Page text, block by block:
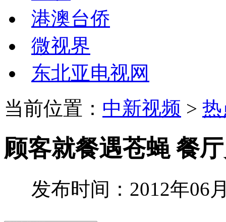
港澳台侨
微视界
东北亚电视网
当前位置： 中新视频 >
顾客就餐遇苍蝇 餐
发布时间：2012年06